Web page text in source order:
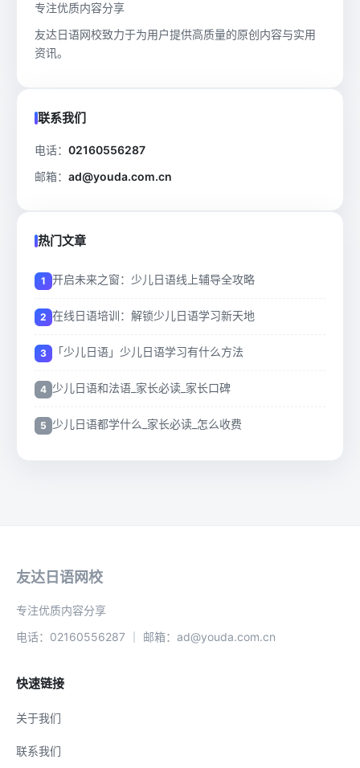
专注优质内容分享
友达日语网校致力于为用户提供高质量的原创内容与实用
资讯。
联系我们
电话： 02160556287
邮箱： ad@youda.com.cn
热门文章
开启未来之窗：少儿日语线上辅导全攻略
在线日语培训：解锁少儿日语学习新天地
「少儿日语」少儿日语学习有什么方法
少儿日语和法语_家长必读_家长口碑
少儿日语都学什么_家长必读_怎么收费
友达日语网校
专注优质内容分享
电话：02160556287 ｜ 邮箱：ad@youda.com.cn
快速链接
关于我们
联系我们